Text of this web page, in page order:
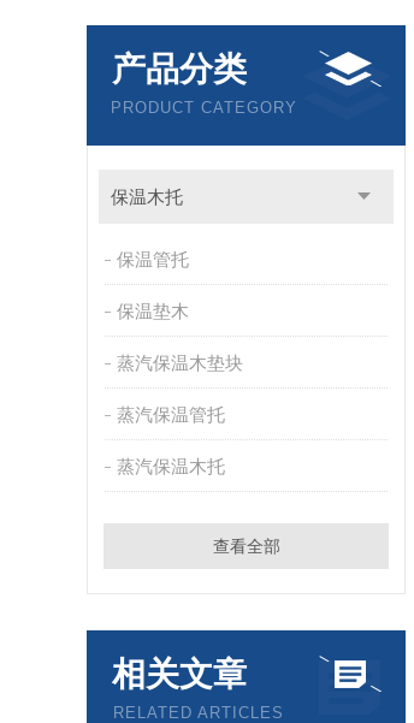
产品分类
PRODUCT CATEGORY
保温木托
保温管托
保温垫木
蒸汽保温木垫块
蒸汽保温管托
蒸汽保温木托
查看全部
相关文章
RELATED ARTICLES